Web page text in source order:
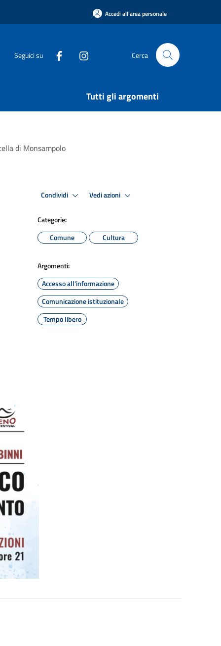
Accedi all'area personale
Seguici su Cerca
Tutti gli argomenti
di Monsampolo
Condividi Vedi azioni
Categorie:
Comune
Cultura
Argomenti:
Accesso all'informazione
Comunicazione istituzionale
Tempo libero